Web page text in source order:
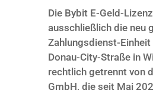
Die Bybit E-Geld-
ausschließlich die neu
Zahlungsdienst-
Donau-City-Straße in
rechtlich getrennt von
GmbH, die seit Mai